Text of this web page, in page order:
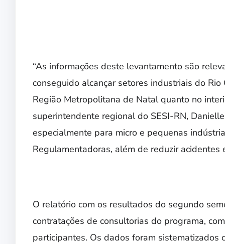
“As informações deste levantamento são
conseguido alcançar setores industriais do
Região Metropolitana de Natal quanto no
superintendente regional do SESI-RN,
especialmente para micro e pequenas
Regulamentadoras, além de reduzir acidentes
O relatório com os resultados do segundo
contratações de consultorias do programa,
participantes. Os dados foram